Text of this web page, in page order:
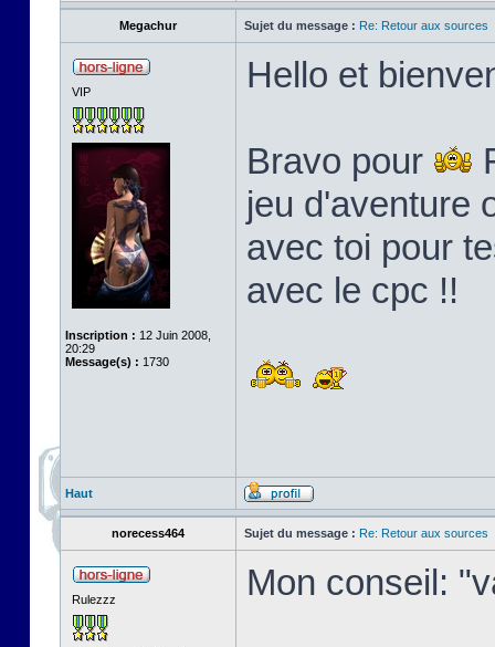
Megachur Sujet du message : Re: Retour aux sources
VIP
Inscription : 12 Juin 2008,
20:29
Message(s) : 1730
Hello et
Bravo pour
jeu d'aventure
avec toi pour
avec le cpc !!
Haut
norecess464 Sujet du message : Re: Retour aux sources
Rulezzz Mon conseil: